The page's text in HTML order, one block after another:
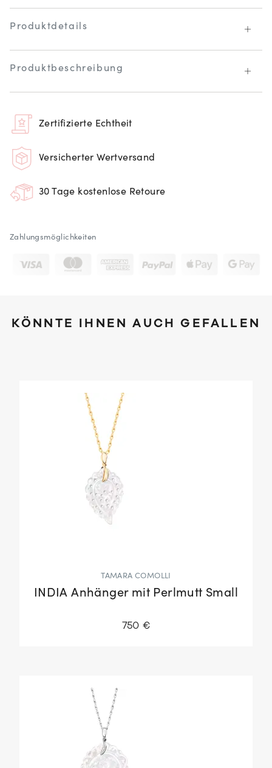
Produktdetails
Produktbeschreibung
Zertifizierte Echtheit
Versicherter Wertversand
30 Tage kostenlose Retoure
Zahlungsmöglichkeiten
KÖNNTE IHNEN AUCH GEFALLEN
TAMARA COMOLLI
INDIA Anhänger mit Perlmutt Small
750 €